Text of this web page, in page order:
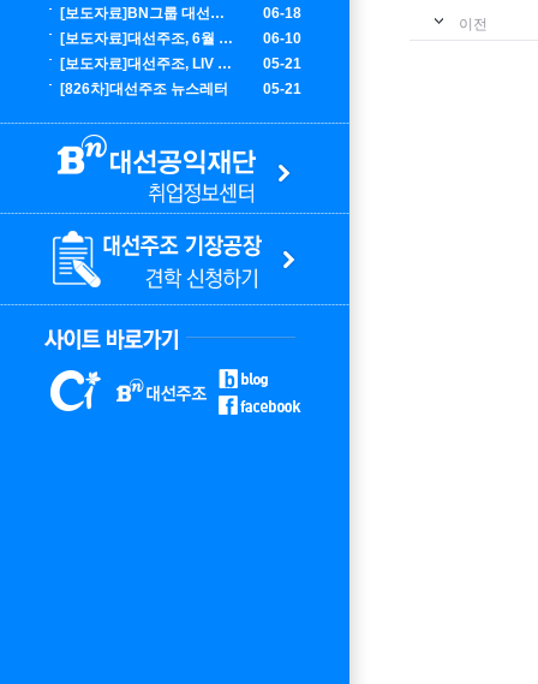
[보도자료]BN그룹 대선주조, LIV 골프 코리아서 글로벌 마케팅 성료
06-18
[보도자료]대선주조, 6월 부산 K팝 콘서트 홍보 에디션 100만 병 출시
06-10
[보도자료]대선주조, LIV 골프 코리아 공식 주류 후원사 선정
05-21
[826차]대선주조 뉴스레터
05-21
이전